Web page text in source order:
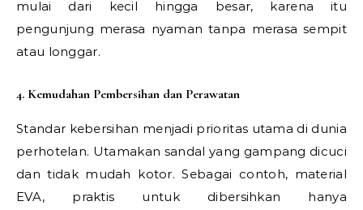
mulai dari kecil hingga besar, karena itu
pengunjung merasa nyaman tanpa merasa sempit
atau longgar.
4. Kemudahan Pembersihan dan Perawatan
Standar kebersihan menjadi prioritas utama di dunia
perhotelan. Utamakan sandal yang gampang dicuci
dan tidak mudah kotor. Sebagai contoh, material
EVA, praktis untuk dibersihkan hanya